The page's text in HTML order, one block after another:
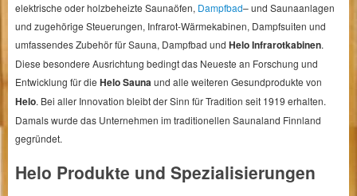
elektrische oder holzbeheizte Saunaöfen, Dampfbad– und Saunaanlagen
und zugehörige Steuerungen, Infrarot-Wärmekabinen, Dampfsuiten und
umfassendes Zubehör für Sauna, Dampfbad und Helo Infrarotkabinen.
Diese besondere Ausrichtung bedingt das Neueste an Forschung und
Entwicklung für die Helo Sauna und alle weiteren Gesundprodukte von
Helo. Bei aller Innovation bleibt der Sinn für Tradition seit 1919 erhalten.
Damals wurde das Unternehmen im traditionellen Saunaland Finnland
gegründet.
Helo Produkte und Spezialisierungen